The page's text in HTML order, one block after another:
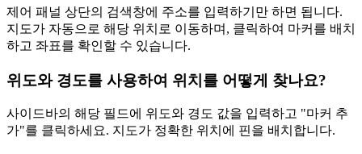
제어 패널 상단의 검색창에 주소를 입력하기만 하면 됩니다.
지도가 자동으로 해당 위치로 이동하며, 클릭하여 마커를 배치
하고 좌표를 확인할 수 있습니다.
위도와 경도를 사용하여 위치를 어떻게 찾나요?
사이드바의 해당 필드에 위도와 경도 값을 입력하고 "마커 추
가"를 클릭하세요. 지도가 정확한 위치에 핀을 배치합니다.